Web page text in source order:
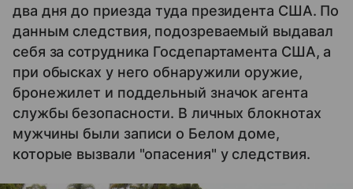
два дня до приезда туда президента США. По
данным следствия, подозреваемый выдавал
себя за сотрудника Госдепартамента США, а
при обысках у него обнаружили оружие,
бронежилет и поддельный значок агента
службы безопасности. В личных блокнотах
мужчины были записи о Белом доме,
которые вызвали "опасения" у следствия.